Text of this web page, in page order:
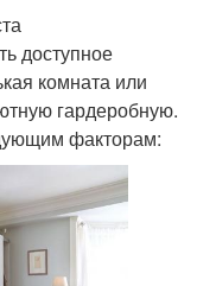
доступное
комната или
гардеробную.
факторам: